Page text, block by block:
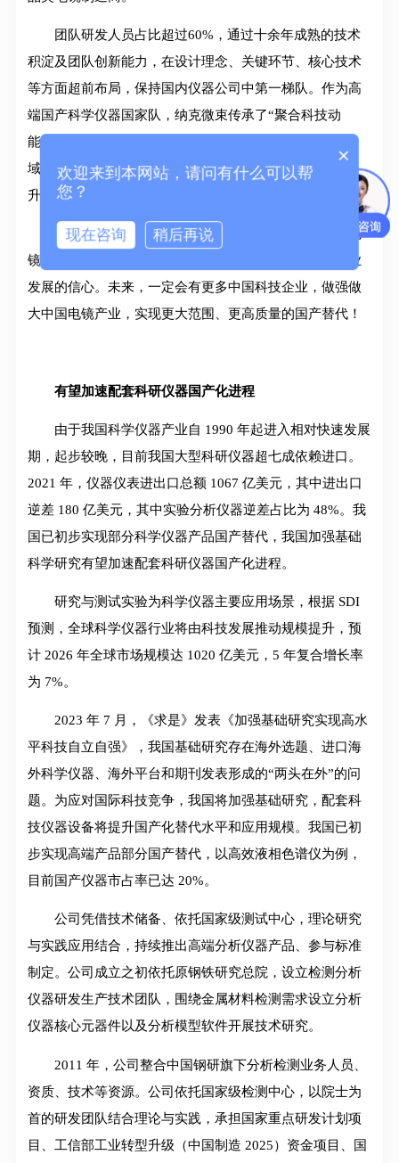
团队研发人员占比超过60%，通过十余年成熟的技术
积淀及团队创新能力，在设计理念、关键环节、核心技术
等方面超前布局，保持国内仪器公司中第一梯队。作为高
端国产科学仪器国家队，纳克微束传承了“聚合科技动
能”精神，始终坚持“守正创新”。此次突破扫描电镜领
域“卡脖子”难题，正是其践行“助力我国科学与硬实力提
升”使命的具体行动。
纳克微束在高端仪器技术研发领域的突围，对国产电
镜行业起到极大激励和引领作用，更增强了国产电镜行业
发展的信心。未来，一定会有更多中国科技企业，做强做
大中国电镜产业，实现更大范围、更高质量的国产替代！
有望加速配套科研仪器国产化进程
由于我国科学仪器产业自 1990 年起进入相对快速发展
期，起步较晚，目前我国大型科研仪器超七成依赖进口。
2021 年，仪器仪表进出口总额 1067 亿美元，其中进出口
逆差 180 亿美元，其中实验分析仪器逆差占比为 48%。我
国已初步实现部分科学仪器产品国产替代，我国加强基础
科学研究有望加速配套科研仪器国产化进程。
研究与测试实验为科学仪器主要应用场景，根据 SDI
预测，全球科学仪器行业将由科技发展推动规模提升，预
计 2026 年全球市场规模达 1020 亿美元，5 年复合增长率
为 7%。
2023 年 7 月，《求是》发表《加强基础研究实现高水
平科技自立自强》，我国基础研究存在海外选题、进口海
外科学仪器、海外平台和期刊发表形成的“两头在外”的问
题。为应对国际科技竞争，我国将加强基础研究，配套科
技仪器设备将提升国产化替代水平和应用规模。我国已初
步实现高端产品部分国产替代，以高效液相色谱仪为例，
目前国产仪器市占率已达 20%。
公司凭借技术储备、依托国家级测试中心，理论研究
与实践应用结合，持续推出高端分析仪器产品、参与标准
制定。公司成立之初依托原钢铁研究总院，设立检测分析
仪器研发生产技术团队，围绕金属材料检测需求设立分析
仪器核心元器件以及分析模型软件开展技术研究。
2011 年，公司整合中国钢研旗下分析检测业务人员、
资质、技术等资源。公司依托国家级检测中心，以院士为
首的研发团队结合理论与实践，承担国家重点研发计划项
目、工信部工业转型升级（中国制造 2025）资金项目、国
×
欢迎来到本网站，请问有什么可以帮
您？
现在咨询 稍后再说